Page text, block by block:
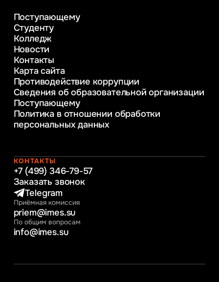
Психолого-педагогическое
консультирование и медиация
в образовании
Веб-дизайн
Управление инновационным развитием
предприятия
Уголовное право
Информационные технологии в бизнесе
Информационное и программное
обеспечение бизнес процессов
Управление человеческими ресурсами
Интернет-маркетинг
Поступающему
Студенту
Колледж
Новости
Контакты
Карта сайта
Противодействие коррупции
Сведения об образовательной организации
Поступающему
Политика в отношении обработки
персональных данных
КОНТАКТЫ
+7 (499) 346-79-57
Заказать звонок
Telegram
Приёмная комиссия
priem@imes.su
По общим вопросам
info@imes.su